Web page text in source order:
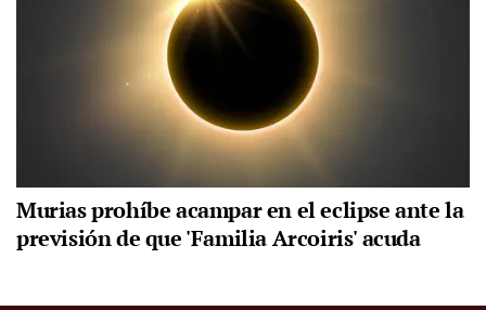
Murias prohíbe acampar en el eclipse ante la
previsión de que 'Familia Arcoiris' acuda